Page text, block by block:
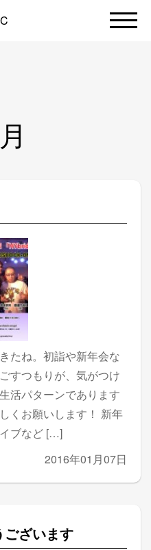
たね。初詣や新年会な
すつもりが、気がつけ
活パターンであります
くお願いします！ 新年
ブなど […]
2016年01月07日
ございます